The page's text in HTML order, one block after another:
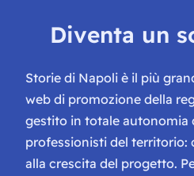
Diventa un
Storie di Napoli è il più
web di promozione della
gestito in totale autonomia
professionisti del territorio:
alla crescita del progetto.